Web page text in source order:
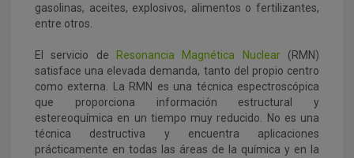
gasolinas, aceites, explosivos, alimentos o fertilizantes,
entre otros.
El servicio de Resonancia Magnética Nuclear (RMN)
satisface una elevada demanda, tanto del propio centro
como externa. La RMN es una técnica espectroscópica
que proporciona información estructural y
estereoquímica en un tiempo muy reducido. No es una
técnica destructiva y encuentra aplicaciones
prácticamente en todas las áreas de la química y en la